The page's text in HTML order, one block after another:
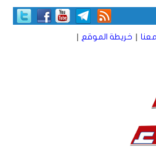
| خريطة الموقع |